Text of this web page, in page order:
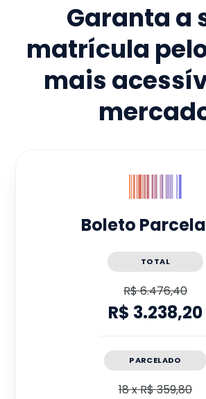
Garanta a
matrícula
mais
Boleto
TOTAL
R$ 6.476,40
R$ 3.238,20
PARCELADO
18xR$ 359,80